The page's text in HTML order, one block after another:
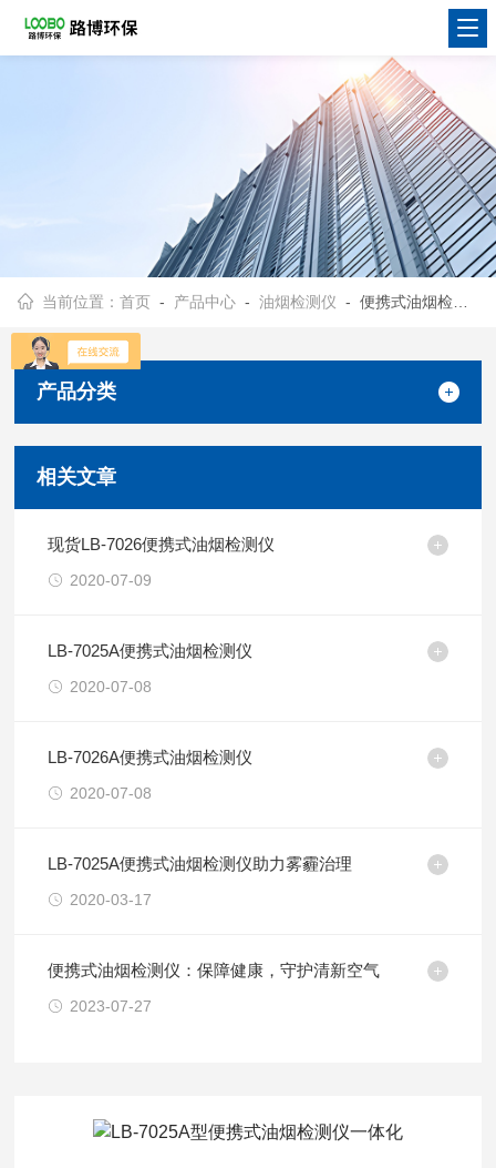
当前位置：首页 - 产品中心 -油烟检测仪 - 便携式油烟检测仪
产品分类
相关文章
现货LB-7026便携式油烟检测仪
2020-07-09
LB-7025A便携式油烟检测仪
2020-07-08
LB-7026A便携式油烟检测仪
2020-07-08
LB-7025A便携式油烟检测仪助力雾霾治理
2020-03-17
便携式油烟检测仪：保障健康，守护清新空气
2023-07-27